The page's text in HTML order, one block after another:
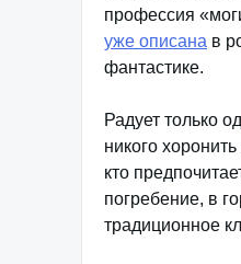
профессия
уже описана в
фантастике.
Радует только
никого
кто
погребение, в
традиционное